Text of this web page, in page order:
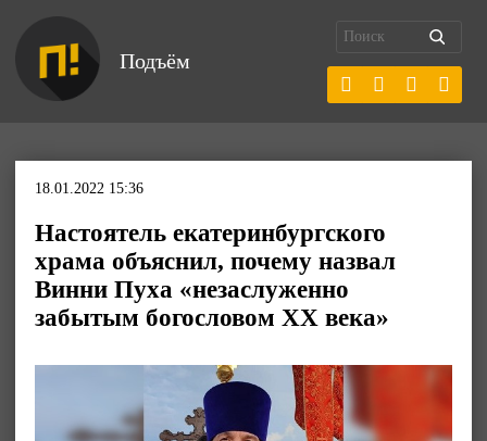
Подъём
18.01.2022 15:36
Настоятель екатеринбургского
храма объяснил, почему назвал
Винни Пуха «незаслуженно
забытым богословом XX века»